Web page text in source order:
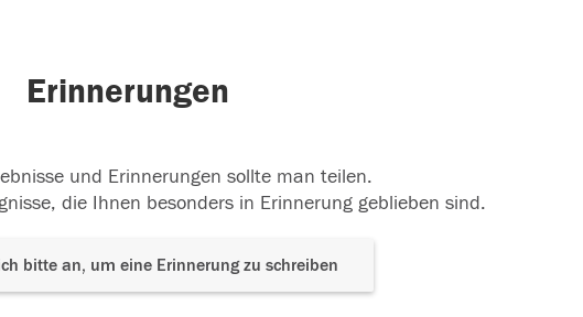
Erinnerungen
und Erinnerungen sollte man teilen.
die Ihnen besonders in Erinnerung geblieben sind.
bitte an, um eine Erinnerung zu schreiben